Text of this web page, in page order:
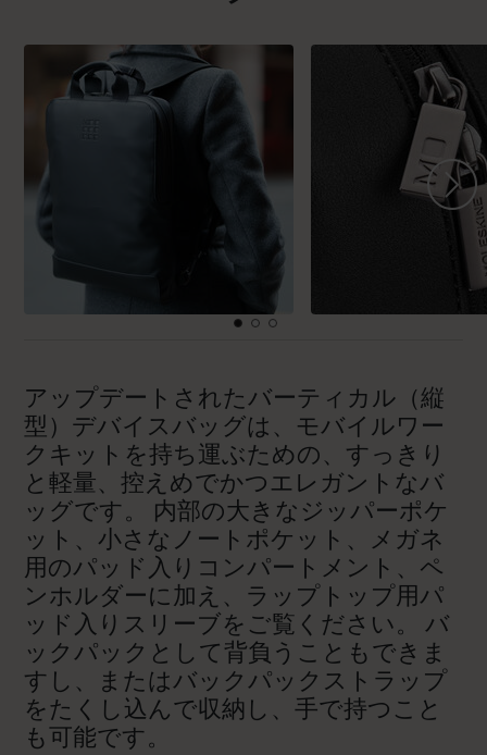
アップデートされたバーティカル（縦
型）デバイスバッグは、モバイルワー
クキットを持ち運ぶための、すっきり
と軽量、控えめでかつエレガントなバ
ッグです。 内部の大きなジッパーポケ
ット、小さなノートポケット、メガネ
用のパッド入りコンパートメント、ペ
ンホルダーに加え、ラップトップ用パ
ッド入りスリーブをご覧ください。 バ
ックパックとして背負うこともできま
すし、またはバックパックストラップ
をたくし込んで収納し、手で持つこと
も可能です。